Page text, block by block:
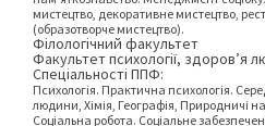
мистецтво, декоративне мистецтво,
(образотворче мистецтво).
Філологічний факультет
Факультет психології, здоров’я
Спеціальності ППФ:
Психологія. Практична психологія.
людини, Хімія, Географія, Природничі
Соціальна робота. Соціальне